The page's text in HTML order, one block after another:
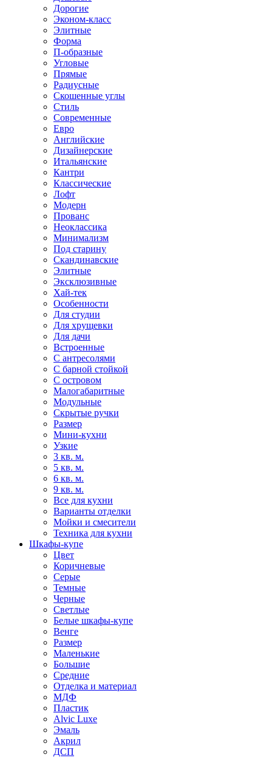
Дорогие
Эконом-класс
Элитные
Форма
П-образные
Угловые
Прямые
Радиусные
Скошенные углы
Стиль
Современные
Евро
Английские
Дизайнерские
Итальянские
Кантри
Классические
Лофт
Модерн
Прованс
Неоклассика
Минимализм
Под старину
Скандинавские
Элитные
Эксклюзивные
Хай-тек
Особенности
Для студии
Для хрущевки
Для дачи
Встроенные
С антресолями
С барной стойкой
С островом
Малогабаритные
Модульные
Скрытые ручки
Размер
Мини-кухни
Узкие
3 кв. м.
5 кв. м.
6 кв. м.
9 кв. м.
Все для кухни
Варианты отделки
Мойки и смесители
Техника для кухни
Шкафы-купе
Цвет
Коричневые
Серые
Темные
Черные
Светлые
Белые шкафы-купе
Венге
Размер
Маленькие
Большие
Средние
Отделка и материал
МДФ
Пластик
Alvic Luxe
Эмаль
Акрил
ДСП